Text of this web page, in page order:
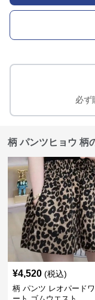
必ず
柄 パンツヒョウ 柄
¥4,520 (税込)
柄 パンツ レオパード